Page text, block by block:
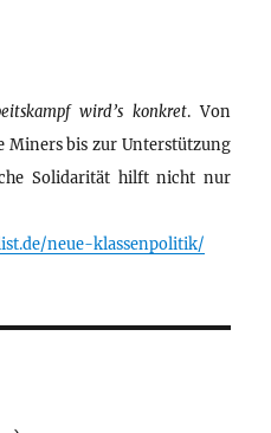
wird’s konkret. Von
Miners bis zur Unterstützung
Solidarität hilft nicht nur
neue-klassenpolitik/